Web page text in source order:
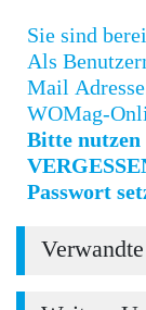
Sie sind
Als
Mail
WOMag-
Bitte nutzen
Passwort